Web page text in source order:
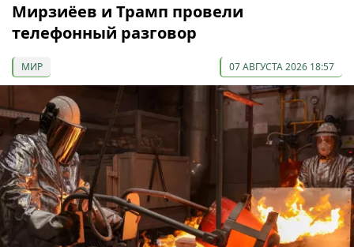
Мирзиёев и Трамп провели
телефонный разговор
МИР 07 АВГУСТА 2026 18:57